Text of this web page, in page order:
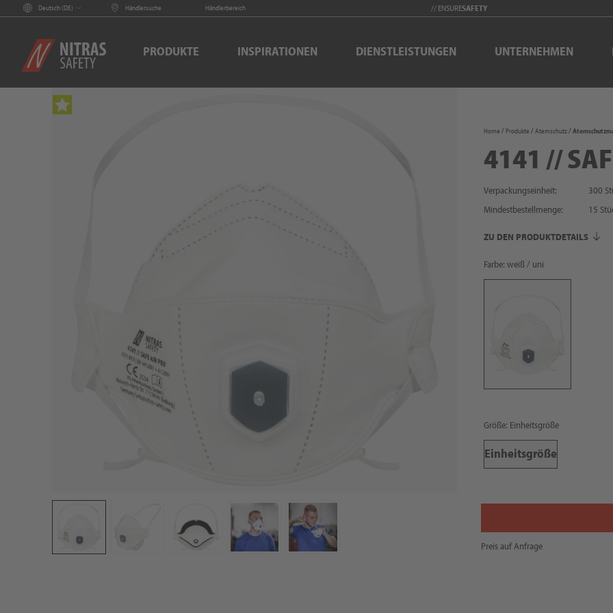
Deutsch (DE) Händlersuche Händlerbereich // ENSURESAFETY
PRODUKTE INSPIRATIONEN DIENSTLEISTUNGEN UNTERNEHMEN
Home Produkte Atemschutz
4141 //
Verpackungseinheit:
300
Mindestbestellmenge:
15
ZU DEN PRODUKTDETAILS
Farbe: weiß / uni
Größe: Einheitsgröße
Einheitsgröße
Preis auf Anfrage